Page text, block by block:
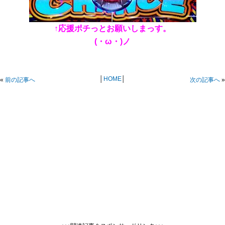
↑応援ポチっとお願いしまっす。
(・ω・)ノ
« 前の記事へ HOME│ 次の記事へ »